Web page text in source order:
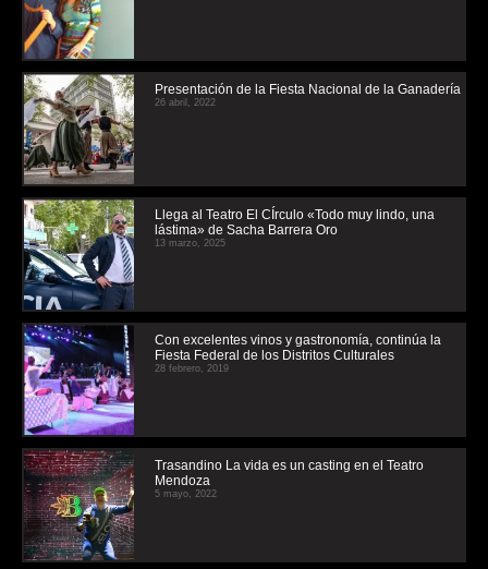
Presentación de la Fiesta Nacional de la Ganadería
26 abril, 2022
Llega al Teatro El CÍrculo «Todo muy lindo, una
lástima» de Sacha Barrera Oro
13 marzo, 2025
Con excelentes vinos y gastronomía, continúa la
Fiesta Federal de los Distritos Culturales
28 febrero, 2019
Trasandino La vida es un casting en el Teatro
Mendoza
5 mayo, 2022